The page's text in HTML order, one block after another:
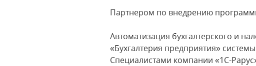
Партнером по внедрению
Автоматизация бухгалтерского и
«Бухгалтерия предприятия»
Специалистами компании «1С-